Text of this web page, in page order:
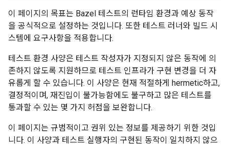
이 페이지의 목표는 Bazel 테스트의 런타임 환경과 예상 동작
을 공식적으로 설정하는 것입니다. 또한 테스트 러너와 빌드 시
스템에 요구사항을 적용합니다.
테스트 환경 사양은 테스트 작성자가 지정되지 않은 동작에 의
존하지 않도록 지원하므로 테스트 인프라가 구현 변경을 더 자
유롭게 할 수 있습니다. 이 사양은 현재 적절하게 hermetic하고,
결정적이며, 재진입이 불가능함에도 불구하고 많은 테스트를
통과할 수 있는 몇 가지 허점을 보완합니다.
이 페이지는 규범적이고 권위 있는 정보를 제공하기 위한 것입
니다. 이 사양과 테스트 실행자의 구현된 동작이 일치하지 않으